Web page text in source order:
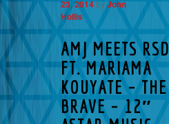
23, 2014byJohn
Hollis
AMJ MEETS RSD
FT. MARIAMA
KOUYATE – THE
BRAVE – 12″